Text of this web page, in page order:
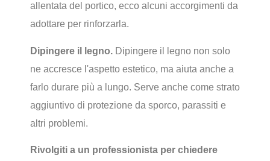
allentata del portico, ecco alcuni accorgimenti da
adottare per rinforzarla.
Dipingere il legno. Dipingere il legno non solo
ne accresce l'aspetto estetico, ma aiuta anche a
farlo durare più a lungo. Serve anche come strato
aggiuntivo di protezione da sporco, parassiti e
altri problemi.
Rivolgiti a un professionista per chiedere